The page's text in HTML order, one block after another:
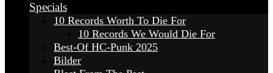
Specials
10 Records Worth To Die For
10 Records We Would Die For
Best-Of HC-Punk 2025
Bilder